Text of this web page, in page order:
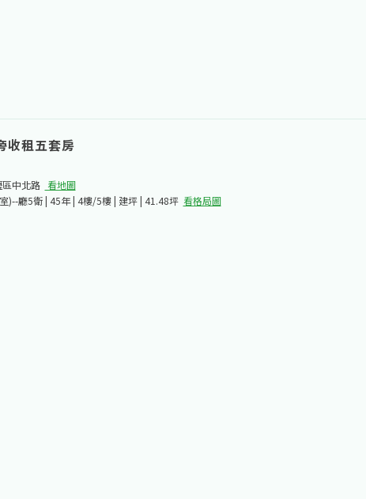
收租五套房
中北路​ 看地圖
)--廳5衛 | 45年 | 4樓/5樓 | 建坪 | 41.48坪 看格局圖